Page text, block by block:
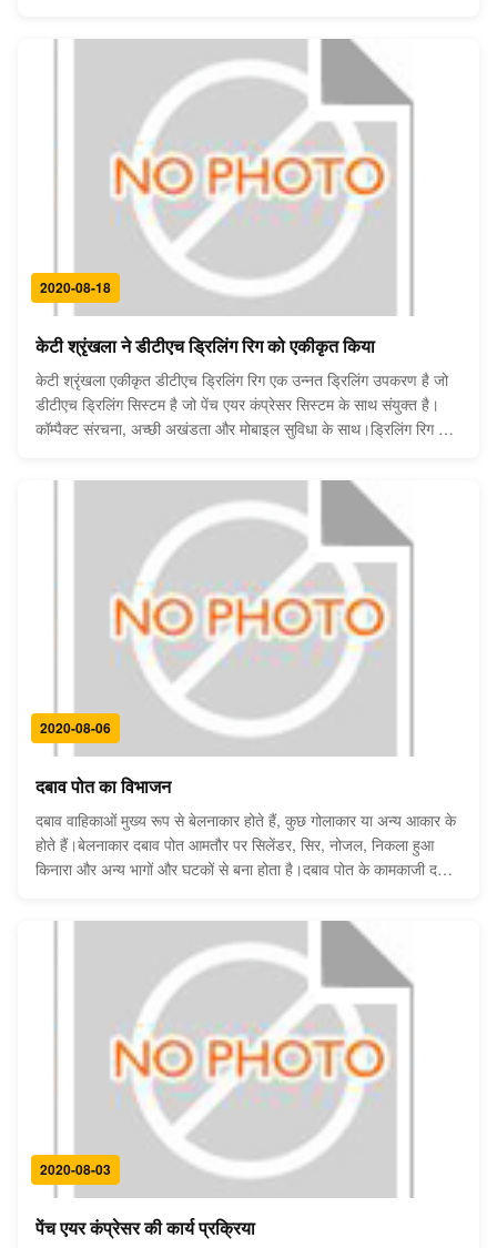
बैलेंस रखता है; इसी ...
2020-08-18
केटी श्रृंखला ने डीटीएच ड्रिलिंग रिग को एकीकृत किया
केटी श्रृंखला एकीकृत डीटीएच ड्रिलिंग रिग एक उन्नत ड्रिलिंग उपकरण है जो
डीटीएच ड्रिलिंग सिस्टम है जो पेंच एयर कंप्रेसर सिस्टम के साथ संयुक्त है।
कॉम्पैक्ट संरचना, अच्छी अखंडता और मोबाइल सुविधा के साथ।ड्रिलिंग रिग की
संचालन, स्थिर ...
2020-08-06
दबाव पोत का विभाजन
दबाव वाहिकाओं मुख्य रूप से बेलनाकार होते हैं, कुछ गोलाकार या अन्य आकार के
होते हैं।बेलनाकार दबाव पोत आमतौर पर सिलेंडर, सिर, नोजल, निकला हुआ
किनारा और अन्य भागों और घटकों से बना होता है।दबाव पोत के कामकाजी दबाव
आंतरिक दबाव और बाहरी ...
2020-08-03
पेंच एयर कंप्रेसर की कार्य प्रक्रिया